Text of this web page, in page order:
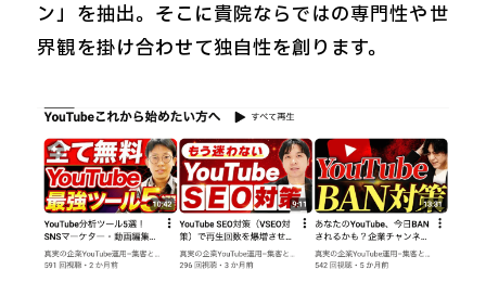
ン」を抽出。そこに貴院ならではの専門性や世
界観を掛け合わせて独自性を創ります。